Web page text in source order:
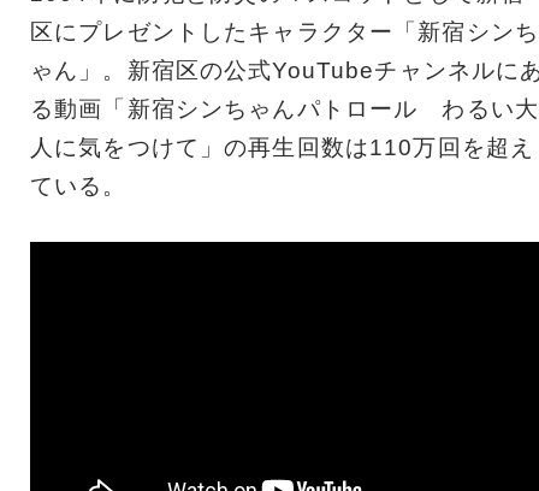
区にプレゼントしたキャラクター「新宿シンち
ゃん」。新宿区の公式YouTubeチャンネルに
る動画「新宿シンちゃんパトロール わるい大
人に気をつけて」の再生回数は110万回を超え
ている。